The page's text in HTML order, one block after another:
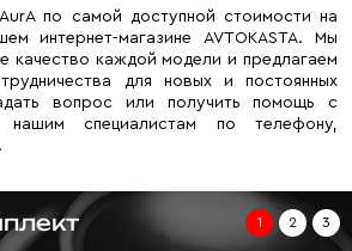
по самой доступной стоимости на
интернет-магазине AVTOKASTA. Мы
качество каждой модели и предлагаем
для новых и постоянных
вопрос или получить помощь с
специалистам по телефону,
1 2 3